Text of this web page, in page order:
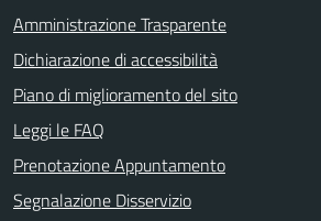
Amministrazione Trasparente
Dichiarazione di accessibilità
Piano di miglioramento del sito
Leggi le FAQ
Prenotazione Appuntamento
Segnalazione Disservizio